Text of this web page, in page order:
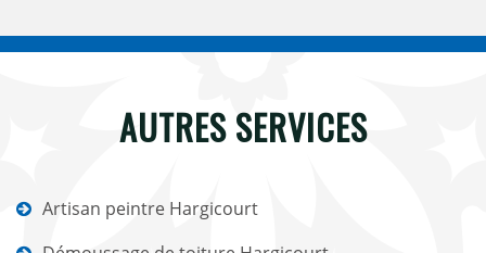
AUTRES SERVICES
Artisan peintre Hargicourt